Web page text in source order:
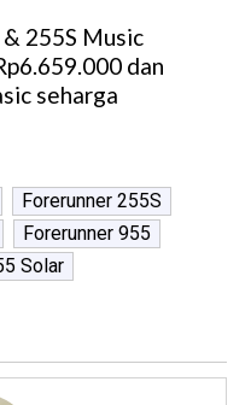
255S Music
dan
seharga
Forerunner 255S
Forerunner 955
Solar